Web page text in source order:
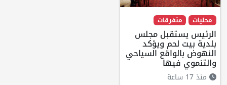
محليات متفرقات
الرئيس يستقبل مجلس
بلدية بيت لحم ويؤكد
النهوض بالواقع السياحي
والتنموي فيها
منذ 17 ساعة